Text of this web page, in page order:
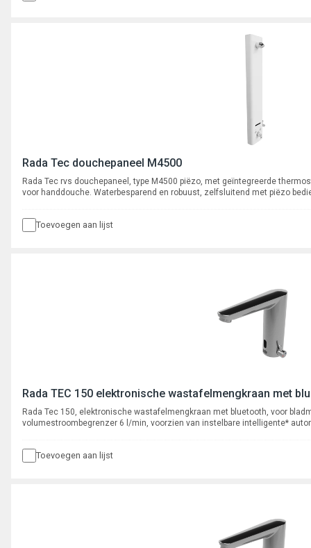
Rada Tec douchepaneel M4500
Rada Tec rvs douchepaneel, type M4500 piëzo, met geïntegreerde
voor handdouche. Waterbesparend en robuust, zelfsluitend met piëzo
Toevoegen aan lijst
Rada TEC 150 elektronische wastafelmengkraan met
Rada Tec 150, elektronische wastafelmengkraan met bluetooth, voor
volumestroombegrenzer 6 l/min, voorzien van instelbare intelligente*
Toevoegen aan lijst